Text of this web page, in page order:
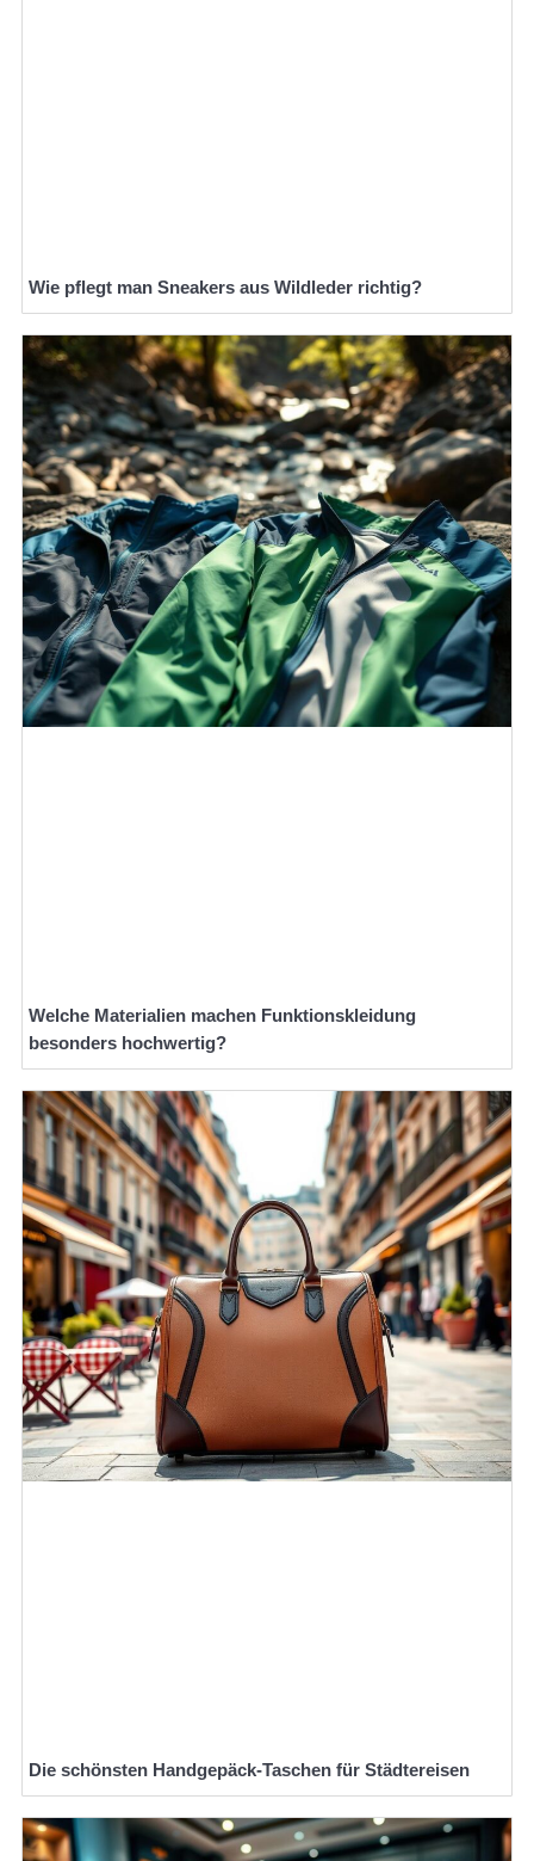
Wie pflegt man Sneakers aus Wildleder richtig?
Welche Materialien machen Funktionskleidung
besonders hochwertig?
Die schönsten Handgepäck-Taschen für Städtereisen